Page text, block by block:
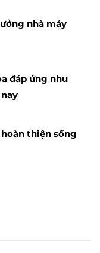
nhà máy